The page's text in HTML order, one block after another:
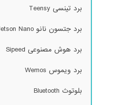
برد تینسی Teensy
برد جتسون نانو Jetson Nano
برد هوش مصنوعی Sipeed
برد ویموس Wemos
بلوتوث Bluetooth